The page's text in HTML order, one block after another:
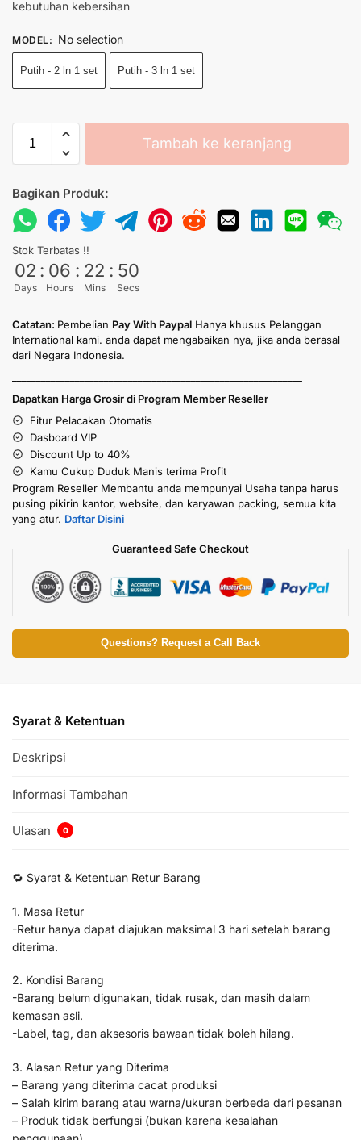
kebutuhan kebersihan
MODEL : No selection
Putih - 2 ln 1 set Putih - 3 ln 1 set
Tambah ke keranjang
Bagikan Produk:
Stok Terbatas !!
02
Days
: 06
Hours
: 22
Mins
: 49
Secs
Catatan: Pembelian Pay With Paypal Hanya khusus Pelanggan
International kami. anda dapat mengabaikan nya, jika anda berasal
dari Negara Indonesia.
Dapatkan Harga Grosir di Program Member Reseller
Fitur Pelacakan Otomatis
Dasboard VIP
Discount Up to 40%
Kamu Cukup Duduk Manis terima Profit
Program Reseller Membantu anda mempunyai Usaha tanpa harus
pusing pikirin kantor, website, dan karyawan packing, semua kita
yang atur. Daftar Disini
Guaranteed Safe Checkout
Questions? Request a Call Back
Syarat & Ketentuan
Deskripsi
Informasi Tambahan
Ulasan 0
🔁 Syarat & Ketentuan Retur Barang
1. Masa Retur
-Retur hanya dapat diajukan maksimal 3 hari setelah barang
diterima.
2. Kondisi Barang
-Barang belum digunakan, tidak rusak, dan masih dalam
kemasan asli.
-Label, tag, dan aksesoris bawaan tidak boleh hilang.
3. Alasan Retur yang Diterima
– Barang yang diterima cacat produksi
– Salah kirim barang atau warna/ukuran berbeda dari pesanan
– Produk tidak berfungsi (bukan karena kesalahan